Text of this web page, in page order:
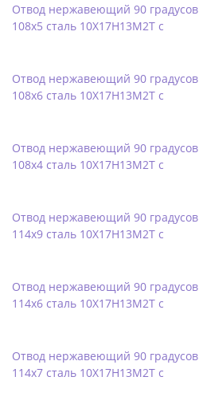
Отвод нержавеющий 90 градусов
108х5 сталь 10Х17Н13М2Т с
Отвод нержавеющий 90 градусов
108х6 сталь 10Х17Н13М2Т с
Отвод нержавеющий 90 градусов
108х4 сталь 10Х17Н13М2Т с
Отвод нержавеющий 90 градусов
114х9 сталь 10Х17Н13М2Т с
Отвод нержавеющий 90 градусов
114х6 сталь 10Х17Н13М2Т с
Отвод нержавеющий 90 градусов
114х7 сталь 10Х17Н13М2Т с